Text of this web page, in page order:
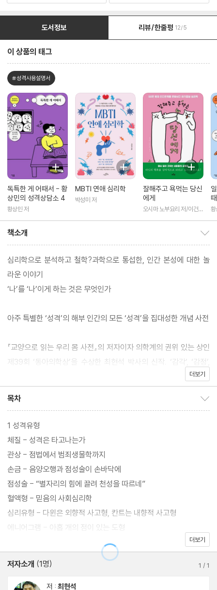
도서정보 리뷰/한줄평 12/5
이 상품의 태그
#성격사용설명서
독특한 게 어때서 - 황
상민의 성격상담소 4
황상민 저
MBTI 연애 심리학
박성미 저
잘해주고 욕먹는 당신
에게
오시마 노부요리 저/이건우
황
책소개
심리학으로 분석하고 철학?과학으로 통섭한, 인간 본성에 대한 놀
라운 이야기
‘나’를 ‘나’이게 하는 것은 무엇인가
아주 특별한 ‘성격’의 해부 인간의 모든 ‘성격’을 집대성한 개념 사전
『교양으로 읽는 우리 몸 사전』의 저자이자 의학계의 권위 있는 상인
제39회 ‘동아의학상’을 수상한 최현석 박사의 신작. ‘감각’, ‘감정’,
‘동기’ 등의 키워드를 통해 인간의 본성을 새롭고도 총체적으로 풀어
과 의학의 경계에서 인간의 모든 ‘성격’을 집대성한 통섭의 교양서
다.
성격이란 도대체 무엇일까? 그리고 성격은 유전적으로 타고나는 걸
까, 아니면 후천적으로 형성되는 걸까? 우리의 생각과 정서와 행동
에 성격은 어떤 영향을 미칠까? 성격을 측정하고 분류할 수 있을까?
그렇다면 ‘나’는 어떤 성격에 해당할까? 성격에서 정상과 비정상은
어떻게 나뉠까? 좋은 성격과 나쁜 성격은? 성격도 바꿀 수 있을까?
등등 우리가 알아야 할 ‘성격의 모든 것’이다.
흔히 자신의 행동을 되돌아볼 때는, 자신의 성격 때문이라고 생각하
기보다는 자기가 그렇게 할 수밖에 없었던 외부 원인을 찾는 경향이
있다. 반면 상대방의 행동에 대해서는 그 사람의 성격 때문이라고 판
더보기
목차
1 성격유형
체질 - 성격은 타고나는가
관상 - 점법에서 범죄생물학까지
손금 - 음양오행과 점성술이 손바닥에
점성술 - “별자리의 힘에 끌려 천성을 따르네”
혈액형 - 믿음의 사회심리학
심리유형 - 다윈은 외향적 사고형, 칸트는 내향적 사고형
에니어그램 - 아홉 개의 점이 있는 도형
디스크(DISC) - 지배냐 설득이냐, 순종이냐 동조냐
포러효과 - 성격 예측의 아이러니
2 성격 개념
더보기
저자소개 (1명) 1 /1
저 : 최현석